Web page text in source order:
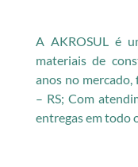
A AKROSUL é
materiais de
anos no mercado,
– RS; Com
entregas em todo